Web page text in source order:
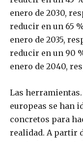
enero de 2030,
reducir en un 65
enero de 2035,
reducir en un 90
enero de 2040,
Las
europeas se han
concretos para
realidad. A partir